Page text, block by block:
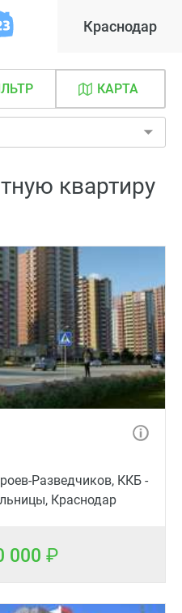
Краснодар
КАРТА
квартиру
Разведчиков, ККБ -
Краснодар
000